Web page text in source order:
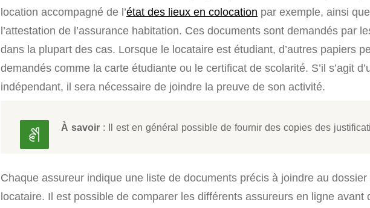
location accompagné de l’état des lieux en colocation par exemple, ainsi que
l’attestation de l’assurance habitation. Ces documents sont demandés par
dans la plupart des cas. Lorsque le locataire est étudiant, d’autres papiers
demandés comme la carte étudiante ou le certificat de scolarité. S’il s’agit
indépendant, il sera nécessaire de joindre la preuve de son activité.
À savoir : Il est en général possible de fournir des copies des
Chaque assureur indique une liste de documents précis à joindre au dossier
locataire. Il est possible de comparer les différents assureurs en ligne avant